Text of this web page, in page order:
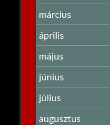
március
április
május
június
július
augusztus